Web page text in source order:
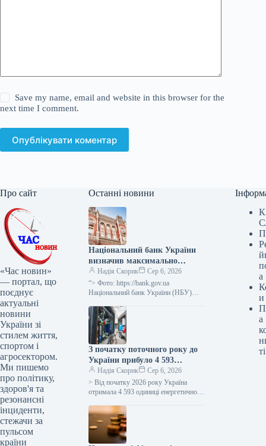
Save my name, email and website in this browser for the
next time I comment.
Опублікувати коментар
Про сайт
«Час новин»
— портал, що
поєднує
актуальні
новини
України зі
стилем життя,
спортом і
агросектором.
Ми пишемо
про політику,
здоров'я та
резонансні
інциденти,
стежачи за
пульсом
країни
Останні новини
Національний банк України
визначив максимально
допустимий відсоток за
тримісячними депозитними
сертифікатами, який
плюс 3,5 процентних пункти.
Надія Скорик
Сер 6, 2026
“> Фото: https://bank.gov.ua
Національний банк України (НБУ)
тримісячними депозитними
сертифікатами, що надаються за
лімітом, на рівні
З початку поточного року до
України прибуло 4 593
одиниці обладнання для
енергетичної сфери, ще 1 206
очікуються до доставки.
Надія Скорик
Сер 6, 2026
> Від початку 2026 року Україна
отримала 4 593 одиниці енергетичного
трансформатори, блочно-модульні
котельні (БМК), когенераційні…
а
и
а
ті